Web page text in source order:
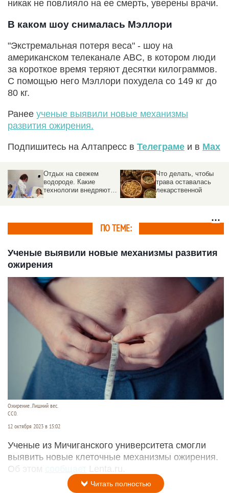
никак не повлияло на ее смерть, уверены врачи.
В каком шоу снималась Мэллори
"Экстремальная потеря веса" - шоу на
американском телеканале ABC, в котором люди
за короткое время теряют десятки килограммов.
С помощью него Мэллори похудела со 149 кг до
80 кг.
Ранее ученые выявили новые механизмы
развития ожирения.
Подпишитесь на Алтапресс в Телеграме и в Max
Отдых на свежем
водороде. Какие
технологии внедряют в
Что делать, чтобы
трава оставалась
лекарственной
ПО ТЕМЕ:
Ученые выявили новые механизмы развития
ожирения
Ожирение. Лишний вес.
СС0.
12 октября 2023 в 15:02
Ученые из Мичиганского университета смогли
выявить новые клеточные механизмы ожирения.
Об этом
сообщает Lenta.ru.
Читать полностью